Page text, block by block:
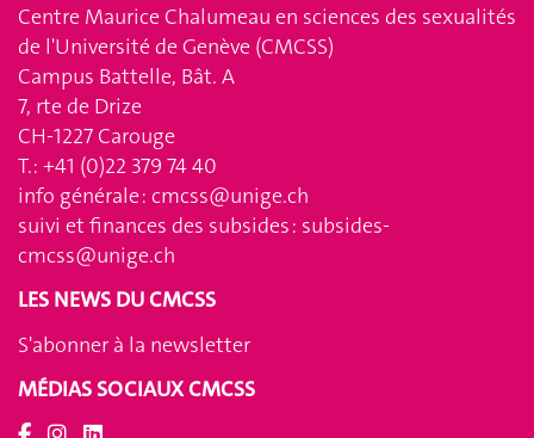
Centre Maurice Chalumeau en sciences des sexualités
de l'Université de Genève (CMCSS)
Campus Battelle, Bât. A
7, rte de Drize
CH-1227 Carouge
T.: +41 (0)22 379 74 40
info générale : cmcss@unige.ch
suivi et finances des subsides : subsides-
cmcss@unige.ch
LES NEWS DU CMCSS
S'abonner à la newsletter
MÉDIAS SOCIAUX CMCSS